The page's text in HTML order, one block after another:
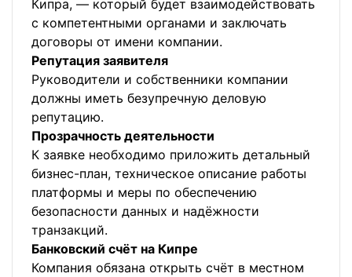
Кипра, — который будет взаимодействовать
с компетентными органами и заключать
договоры от имени компании.
Репутация заявителя
Руководители и собственники компании
должны иметь безупречную деловую
репутацию.
Прозрачность деятельности
К заявке необходимо приложить детальный
бизнес-план, техническое описание работы
платформы и меры по обеспечению
безопасности данных и надёжности
транзакций.
Банковский счёт на Кипре
Компания обязана открыть счёт в местном